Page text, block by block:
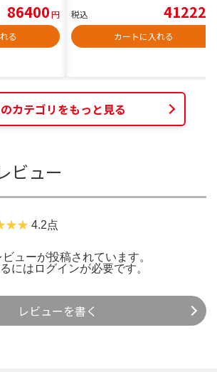
86400円
る
税込 41222
カートに入れる
カテゴリをもっと見る
ビュー
4.2点
ューが投稿されています。
には ログインが必要です。
レビューを書く